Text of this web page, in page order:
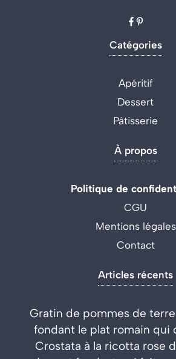
Catégories
Apéritif
Dessert
Pâtisserie
À propos
Politique de
CGU
Mentions légales
Contact
Articles récents
Gratin de pommes de
fondant le plat romain qui
Crostata à la ricotta rose